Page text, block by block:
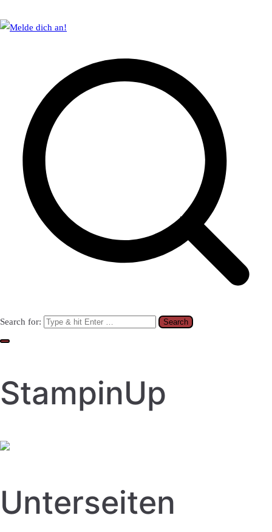
Search for:
StampinUp
Unterseiten